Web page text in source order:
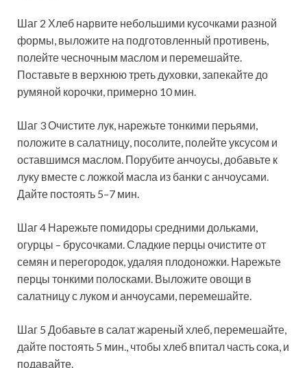
Шаг 2 Хлеб нарвите небольшими кусочками разной
формы, выложите на подготовленный противень,
полейте чесночным маслом и перемешайте.
Поставьте в верхнюю треть духовки, запекайте до
румяной корочки, примерно 10 мин.
Шаг 3 Очистите лук, нарежьте тонкими перьями,
положите в салатницу, посолите, полейте уксусом и
оставшимся маслом. Порубите анчоусы, добавьте к
луку вместе с ложкой масла из банки с анчоусами.
Дайте постоять 5–7 мин.
Шаг 4 Нарежьте помидоры средними дольками,
огурцы – брусочками. Сладкие перцы очистите от
семян и перегородок, удаляя плодоножки. Нарежьте
перцы тонкими полосками. Выложите овощи в
салатницу с луком и анчоусами, перемешайте.
Шаг 5 Добавьте в салат жареный хлеб, перемешайте,
дайте постоять 5 мин., чтобы хлеб впитал часть сока, и
подавайте.